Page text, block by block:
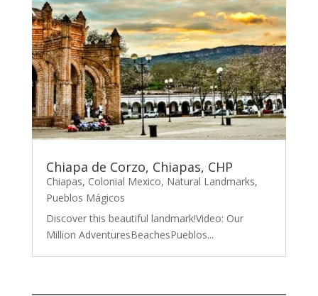
Chiapa de Corzo, Chiapas, CHP
Chiapas, Colonial Mexico, Natural Landmarks,
Pueblos Mágicos
Discover this beautiful landmark!Video: Our
Million AdventuresBeachesPueblos...